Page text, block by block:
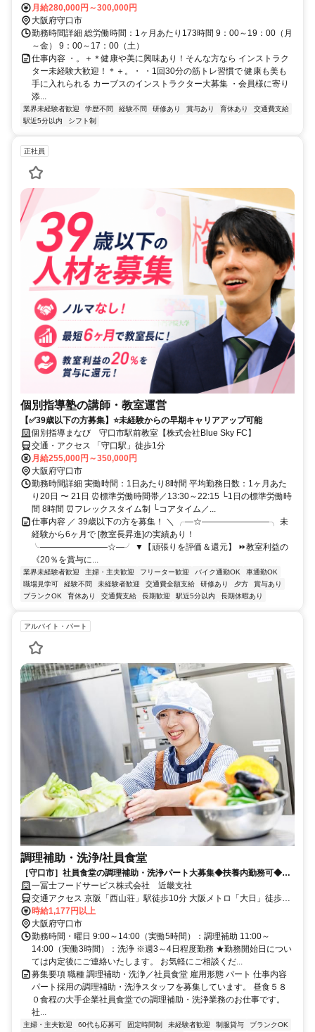
月給280,000円～300,000円
大阪府守口市
勤務時間詳細 総労働時間：1ヶ月あたり173時間 9：00～19：00（月
～金） 9：00～17：00（土）
仕事内容 ・。＋＊健康や美に興味あり！そんな方なら インストラク
ター未経験大歓迎！＊＋。・ ・1回30分の筋トレ習慣で 健康も美も
手に入れられる カーブスのインストラクター大募集 ・会員様に寄り
添...
業界未経験者歓迎 学歴不問 経験不問 研修あり 賞与あり 育休あり
交通費支給
駅近5分以内
シフト制
正社員
個別指導塾の講師・教室運営
【✅39歳以下の方募集】⭐未経験からの早期キャリアアップ可能
個別指導まなび 守口市駅前教室【株式会社Blue Sky FC】
交通・アクセス 「守口駅」徒歩1分
月給255,000円～350,000円
大阪府守口市
勤務時間詳細 実働時間：1日あたり8時間 平均勤務日数：1ヶ月あた
り20日 〜 21日 ⏰標準労働時間帯／13:30～22:15 └1日の標準労働時
間 8時間 ⏰フレックスタイム制 └コアタイム／...
仕事内容 ／ 39歳以下の方を募集！ ＼ ╭―☆――――――――╮ 未
経験から6ヶ月で [教室長昇進]の実績あり！
╰――――――――☆―╯ ▼【頑張りを評価＆還元】 ⏩教室利益の
《20％を賞与に...
業界未経験者歓迎 主婦・主夫歓迎 フリーター歓迎 バイク通勤OK
車通勤OK
職場見学可
経験不問 未経験者歓迎 交通費全額支給 研修あり 夕方
賞与あり
ブランクOK
育休あり 交通費支給 長期歓迎 駅近5分以内 長期休暇あり
アルバイト・パート
調理補助・洗浄/社員食堂
［守口市］社員食堂の調理補助・洗浄パート大募集◆扶養内勤務可◆土
日祝日お休みです
一冨士フードサービス株式会社 近畿支社
交通アクセス 京阪「西山荘」駅徒歩10分 大阪メトロ「大日」徒歩15
分
時給1,177円以上
大阪府守口市
勤務時間・曜日 9:00～14:00（実働5時間）：調理補助 11:00～
14:00（実働3時間）：洗浄 ※週3～4日程度勤務 ★勤務開始日につい
ては内定後にご連絡いたします。 お気軽にご相談くだ...
募集要項 職種 調理補助・洗浄／社員食堂 雇用形態 パート 仕事内容
パート採用の調理補助・洗浄スタッフを募集しています。 昼食５８
０食程の大手企業社員食堂での調理補助・洗浄業務のお仕事です。
社...
主婦・主夫歓迎 60代も応募可 固定時間制 未経験者歓迎 制服貸与
ブランクOK